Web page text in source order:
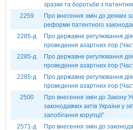
зразки та боротьби з
2259
Про внесення змін до деяких
реформи патентного
2285-д
Про державне регулювання
проведення азартних ігор
2285-д
Про державне регулювання
проведення азартних ігор
2285-д
Про державне регулювання
проведення азартних ігор
2500
Про внесення змін до Закону
законодавчих актів України у
запобігання корупції''
2571-д
Про внесення змін до